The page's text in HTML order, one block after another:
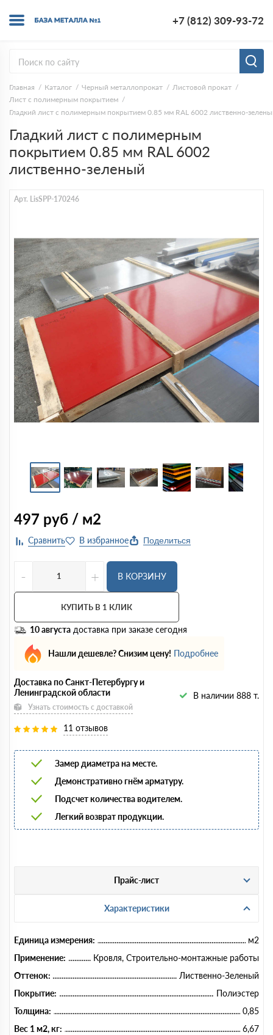
+7 (812) 309-93-72
Главная Каталог Черный металлопрокат
Листовой прокат
Лист с полимерным покрытием
Гладкий лист с полимерным покрытием 0.85 мм RAL 6002 лиственно-
Гладкий лист с полимерным
покрытием 0.85 мм RAL 6002
лиственно-зеленый
Арт. LisSPP-170246
497 руб / м2
Поделиться
- + В КОРЗИНУ
КУПИТЬ В 1 КЛИК
10 августа доставка при заказе сегодня
Нашли дешевле? Снизим цену! Подробнее
Доставка по Санкт-Петербургу и
Ленинградской области
Узнать стоимость с доставкой
В наличии 888 т.
11 отзывов
Замер диаметра на месте.
Демонстративно гнём арматуру.
Подсчет количества водителем.
Легкий возврат продукции.
Прайс-лист
Характеристики
Единица измерения:
м2
Применение:
Кровля, Строительно-монтажные работы
Оттенок:
Лиственно-Зеленый
Покрытие:
Полиэстер
Толщина:
0,85
Вес 1 м2, кг:
6,67